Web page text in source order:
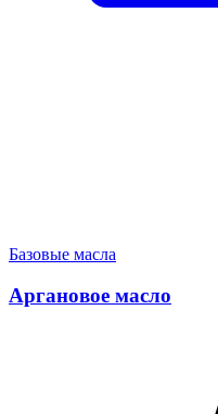
Базовые масла
Аргановое масло